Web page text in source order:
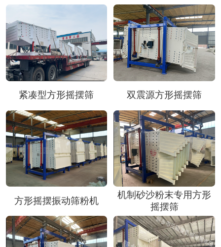
紧凑型方形摇摆筛 双震源方形摇摆筛
方形摇摆振动筛粉机
机制砂沙粉末专用方形
摇摆筛